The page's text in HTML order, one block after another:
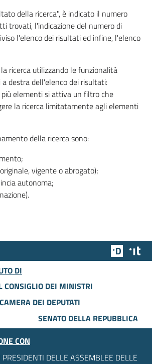
della ricerca", è indicato il numero
trovati, l'indicazione del numero di
l'elenco dei risultati ed infine, l'elenco
ricerca utilizzando le funzionalità
destra dell'elenco dei risultati:
elementi si attiva un filtro che
la ricerca limitatamente agli elementi
della ricerca sono:
vigente o abrogato);
autonoma;
Team
DI
CONSIGLIO DEI MINISTRI
CAMERA DEI DEPUTATI
SENATO DELLA REPUBBLICA
CON
DELLE ASSEMBLEE DELLE